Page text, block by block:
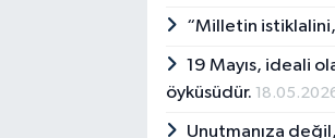
“Milletin
19 Mayıs, ideali
öyküsüdür.
Unutmanıza